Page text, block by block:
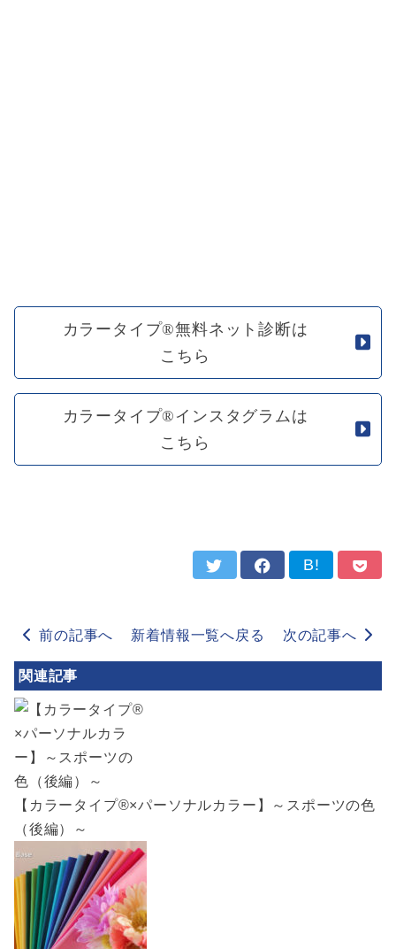
カラータイプ®無料ネット診断は
こちら
カラータイプ®インスタグラムは
こちら
B!
前の記事へ 新着情報一覧へ戻る 次の記事へ
関連記事
【カラータイプ®×パーソナルカラー】～スポーツの色
（後編）～